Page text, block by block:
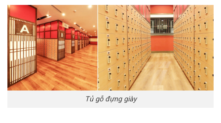
Tủ gỗ đựng giày